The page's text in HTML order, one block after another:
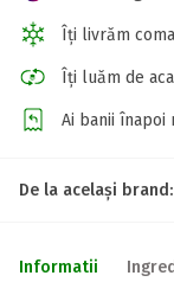
Îți livrăm
Îți luăm de
Ai banii
De la același brand:
Informatii